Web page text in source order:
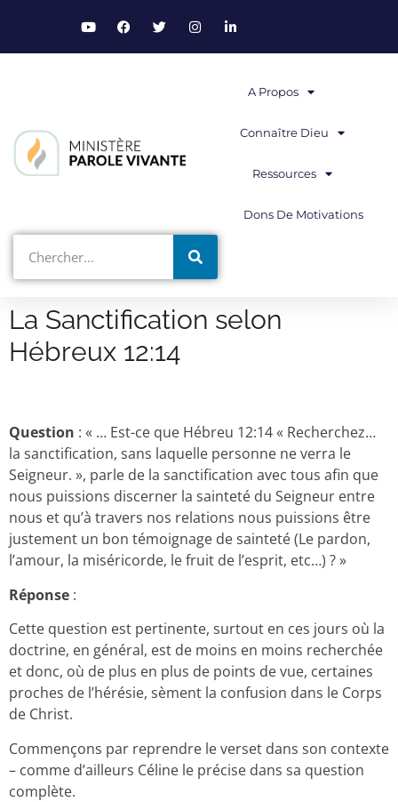
A Propos
Connaître Dieu
Ressources
Dons De Motivations
La Sanctification selon
Hébreux 12:14
Question : « … Est-ce que Hébreu 12:14 « Recherchez…
la sanctification, sans laquelle personne ne verra le
Seigneur. », parle de la sanctification avec tous afin que
nous puissions discerner la sainteté du Seigneur entre
nous et qu’à travers nos relations nous puissions être
justement un bon témoignage de sainteté (Le pardon,
l’amour, la miséricorde, le fruit de l’esprit, etc…) ? »
Réponse :
Cette question est pertinente, surtout en ces jours où la
doctrine, en général, est de moins en moins recherchée
et donc, où de plus en plus de points de vue, certaines
proches de l’hérésie, sèment la confusion dans le Corps
de Christ.
Commençons par reprendre le verset dans son contexte
– comme d’ailleurs Céline le précise dans sa question
complète.